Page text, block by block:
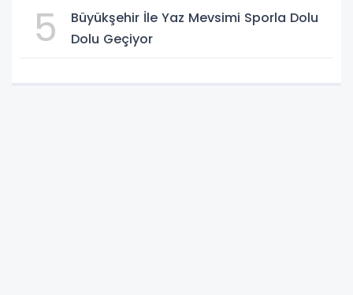
5
Büyükşehir İle Yaz Mevsimi Sporla Dolu
Dolu Geçiyor